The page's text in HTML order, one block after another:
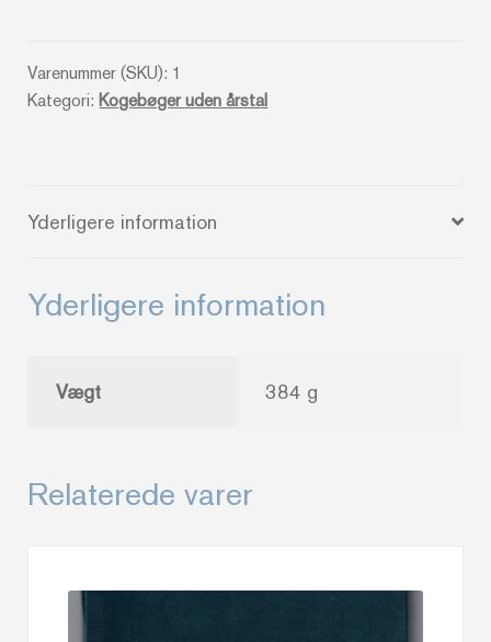
tekst
for
Varenummer (SKU): 1
Kategori: Kogebøger uden årstal
Yderligere information
Yderligere information
Vægt 384 g
Relaterede varer